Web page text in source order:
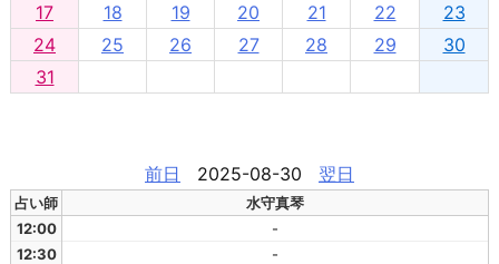
17
18 19 20 21 22
23
24
25 26 27 28 29
30
31
前日 2025-08-30 翌日
占い師
水守真琴
12:00
-
12:30
-